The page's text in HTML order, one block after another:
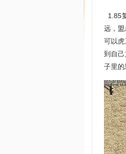
1.85
远，
可以
到自
子里